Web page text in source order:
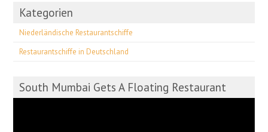
Kategorien
Niederländische Restaurantschiffe
Restaurantschiffe in Deutschland
South Mumbai Gets A Floating Restaurant